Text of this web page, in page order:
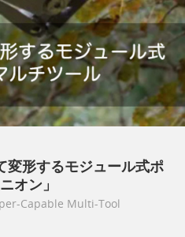
形するモジュール式ポ
オン」
Capable Multi-Tool